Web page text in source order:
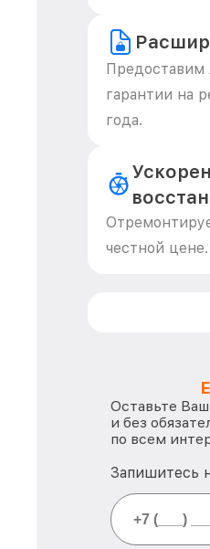
Предоставим
гарантии на
года.
честной цене.
Оставьте
и без
по всем
Запишитесь